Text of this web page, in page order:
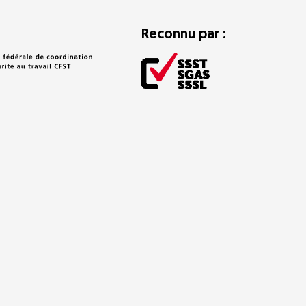
Reconnu par :